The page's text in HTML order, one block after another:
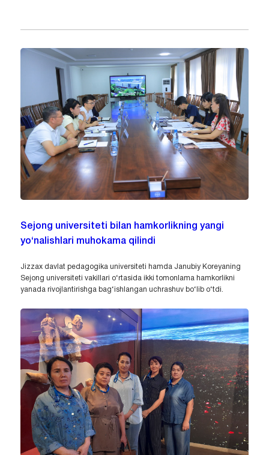
Sejong universiteti bilan hamkorlikning yangi
yo‘nalishlari muhokama qilindi
Jizzax davlat pedagogika universiteti hamda Janubiy Koreyaning
Sejong universiteti vakillari o‘rtasida ikki tomonlama hamkorlikni
yanada rivojlantirishga bag‘ishlangan uchrashuv bo‘lib o‘tdi.